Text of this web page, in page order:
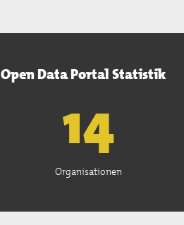
Open Data Portal Statistik
15
Organisationen